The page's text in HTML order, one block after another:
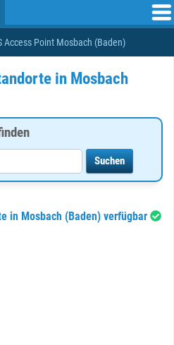
Access Point Mosbach (Baden)
in Mosbach
in Mosbach (Baden) verfügbar